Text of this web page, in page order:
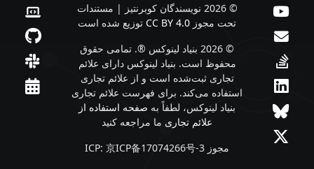
© 2026 نویسندگان کوبرنتیز | مستندات
تحت مجوز CC BY 4.0 توزیع شده است
© 2026 بنیاد لینوکس ®. تمامی حقوق
محفوظ است. بنیاد لینوکس دارای علائم
تجاری ثبت‌شده است و از علائم تجاری
استفاده می‌کند. برای فهرست علائم تجاری
بنیاد لینوکس، لطفاً به صفحه استفاده از
علائم تجاری ما مراجعه کنید
مجوز ICP: 京ICP备17074266号-3